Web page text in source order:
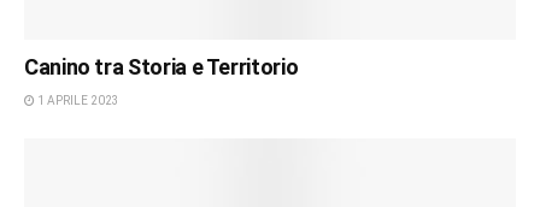
Canino tra Storia e Territorio
1 APRILE 2023